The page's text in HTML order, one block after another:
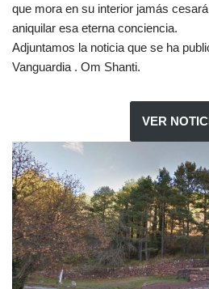
que mora en su interior jamás
aniquilar esa eterna conciencia.
Adjuntamos la noticia que se ha
Vanguardia . Om Shanti.
VER